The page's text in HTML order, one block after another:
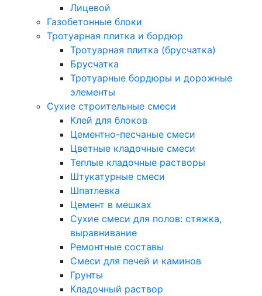
Лицевой
Газобетонные блоки
Тротуарная плитка и бордюр
Тротуарная плитка (брусчатка)
Брусчатка
Тротуарные бордюры и дорожные
элементы
Сухие строительные смеси
Клей для блоков
Цементно-песчаные смеси
Цветные кладочные смеси
Теплые кладочные растворы
Штукатурные смеси
Шпатлевка
Цемент в мешках
Сухие смеси для полов: стяжка,
выравнивание
Ремонтные составы
Смеси для печей и каминов
Грунты
Кладочный раствор